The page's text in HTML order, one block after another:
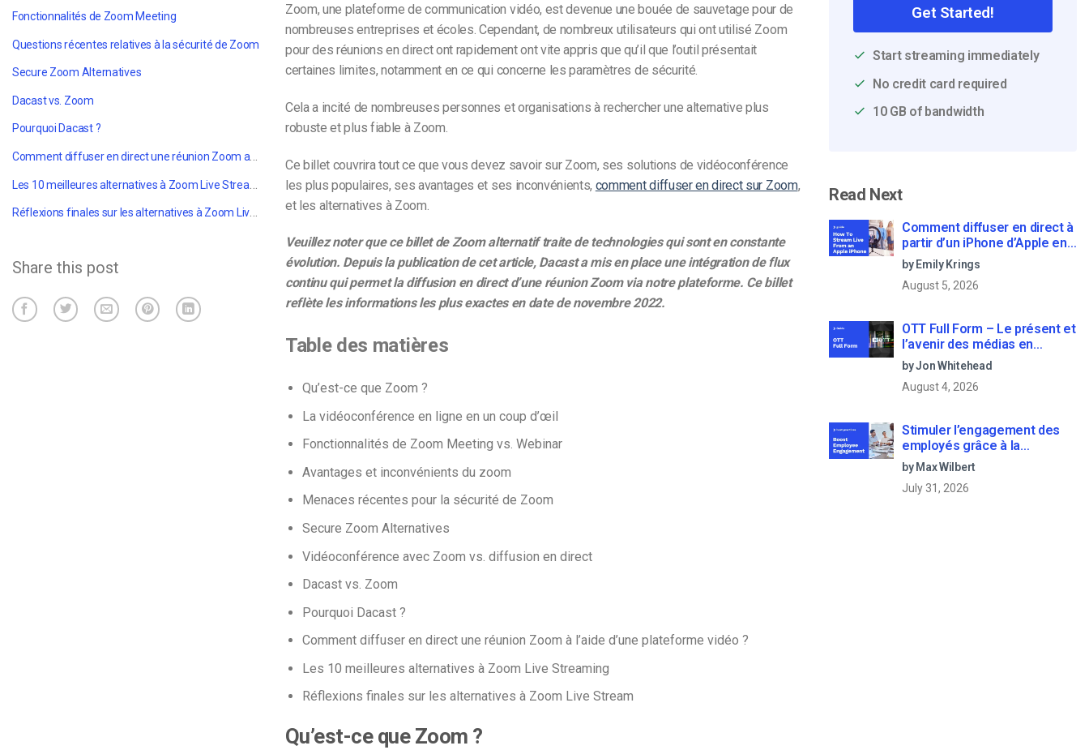
Fonctionnalités de Zoom Meeting
Questions récentes relatives à la sécurité de Zoom
Secure Zoom Alternatives
Dacast vs. Zoom
Pourquoi Dacast ?
Comment diffuser en direct une réunion Zoom avec Dacast
Réflexions finales sur les alternatives à Zoom Live Stream
Share this post
Zoom, une plateforme de communication vidéo, est devenue une bouée de sauvetage pour de
nombreuses entreprises et écoles. Cependant, de nombreux utilisateurs qui ont utilisé Zoom
pourdes réunions en directont rapidementont vite appris que qu’il que l’outil présentait
certaines limites, notamment en ce qui concerne les paramètres de sécurité.
Cela a incité de nombreuses personnes et organisationsà rechercherune alternative plus
robuste et plus fiable à Zoom.
Ce billet couvrira tout ce que vous devez savoir sur Zoom, ses solutions de vidéoconférence
les plus populaires, ses avantages et ses inconvénients, comment diffuser en direct sur Zoom,
et les alternatives à Zoom.
Veuillez noter que ce billet de Zoom alternatif traite de technologies qui sont en constante
évolution. Depuis la publication de cet article, Dacast a mis en place une intégration de flux
continu qui permet la diffusion en direct d’une réunion Zoom via notre plateforme. Ce billet
reflète les informations les plus exactes en date de novembre 2022.
Table des matières
Qu’est-ce que Zoom ?
La vidéoconférence en ligne en un coup d’œil
Fonctionnalités de Zoom Meeting vs. Webinar
Avantages et inconvénients du zoom
Menaces récentes pour la sécurité de Zoom
Secure Zoom Alternatives
Vidéoconférence avec Zoom vs. diffusion en direct
Dacast vs. Zoom
Pourquoi Dacast ?
Comment diffuser en direct une réunion Zoom à l’aide d’une plateforme vidéo ?
Les 10 meilleures alternatives à Zoom Live Streaming
Réflexions finales sur les alternatives à Zoom Live Stream
Qu’est-ce que Zoom ?
Get Started!
Start streaming immediately
No credit card required
10 GB of bandwidth
Read Next
Comment diffuser en direct à
partir d’un iPhone d’Apple en
6 étapes faciles
by Emily Krings
August 5, 2026
OTT Full Form – Le présent et
l’avenir des médias en
continu
by Jon Whitehead
August 4, 2026
Stimuler l’engagement des
employés grâce à la
communication d’entreprise
en direct
by Max Wilbert
July 31, 2026